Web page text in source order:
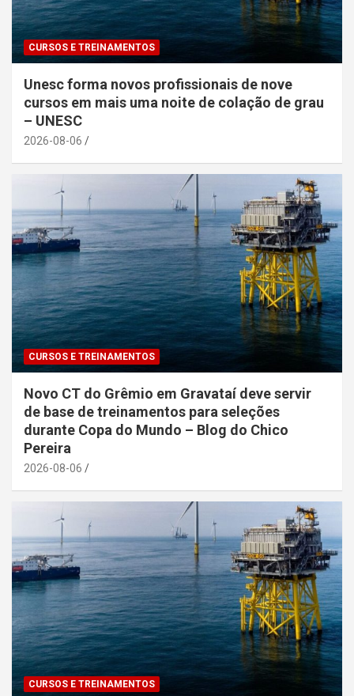
CURSOS E TREINAMENTOS
Unesc forma novos profissionais de nove
cursos em mais uma noite de colação de grau
– UNESC
2026-08-06
CURSOS E TREINAMENTOS
Novo CT do Grêmio em Gravataí deve servir
de base de treinamentos para seleções
durante Copa do Mundo – Blog do Chico
Pereira
2026-08-06
CURSOS E TREINAMENTOS